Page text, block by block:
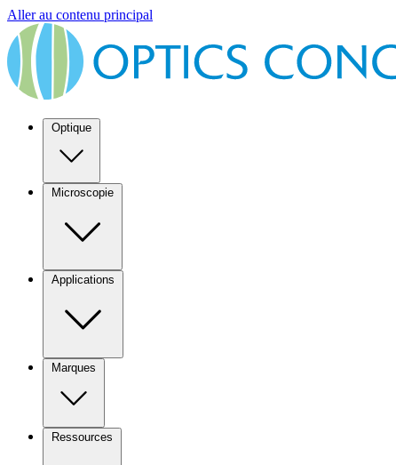
Aller au contenu principal
Optique
Microscopie
Applications
Marques
Ressources